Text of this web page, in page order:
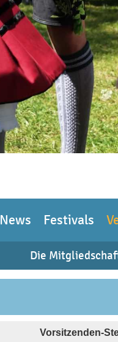
News Festivals
Die
Vorsitzenden-